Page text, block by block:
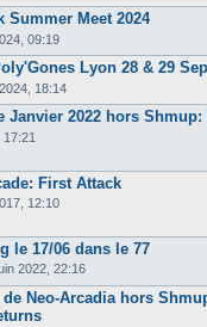
Summer Meet 2024
09:19
Lyon 28 & 29
18:14
Janvier 2022 hors
First Attack
12:10
le 17/06 dans le 77
2022, 22:16
Neo-Arcadia hors